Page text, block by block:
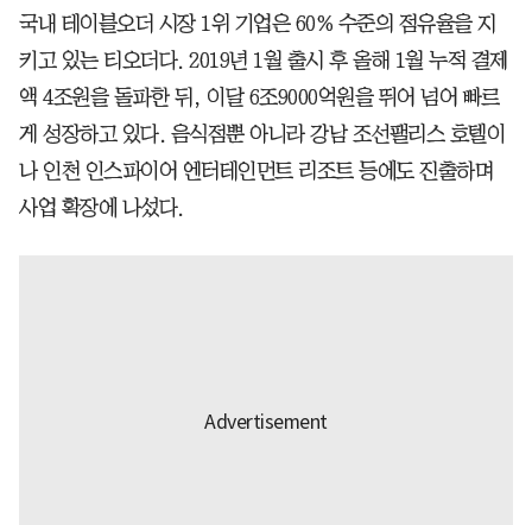
국내 테이블오더 시장 1위 기업은 60% 수준의 점유율을 지
키고 있는 티오더다. 2019년 1월 출시 후 올해 1월 누적 결제
액 4조원을 돌파한 뒤, 이달 6조9000억원을 뛰어 넘어 빠르
게 성장하고 있다. 음식점뿐 아니라 강남 조선팰리스 호텔이
나 인천 인스파이어 엔터테인먼트 리조트 등에도 진출하며
사업 확장에 나섰다.